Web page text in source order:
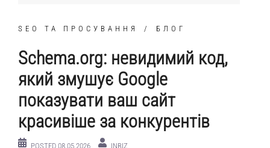
SEO ТА ПРОСУВАННЯ БЛОГ
Schema.org: невидимий код,
який змушує Google
показувати ваш сайт
красивіше за конкурентів
POSTED 08.05.2026 INBIZ